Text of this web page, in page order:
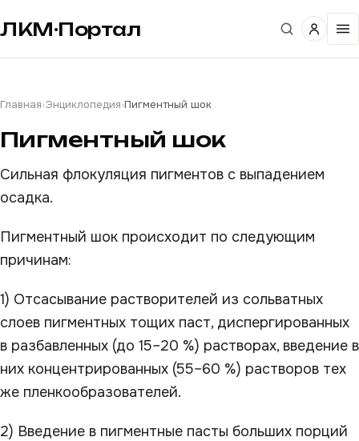
ЛКМ·Портал
Главная›Энциклопедия›Пигментный шок
Пигментный шок
Сильная флокуляция пигментов с выпадением
осадка.
Пигментный шок происходит по следующим
причинам:
1) Отсасывание растворителей из сольватных
слоев пигментных тощих паст, диспергированных
в разбавленных (до 15–20 %) растворах, введение в
них концентрированных (55–60 %) растворов тех
же пленкообразователей.
2) Введение в пигментные пасты больших порций